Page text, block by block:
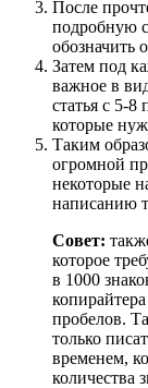
После
подробную
обозначить
Затем под
важное в
статья с 5-
которые
Таким
огромной
некоторые
написанию
Совет:
которое
в 1000
пробелов.
только
временем,
количества